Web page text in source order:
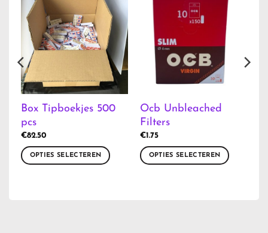
Box Tipboekjes 500
pcs
€82.50
OPTIES SELECTEREN
Ocb Unbleached
Filters
€1.75
OPTIES SELECTEREN